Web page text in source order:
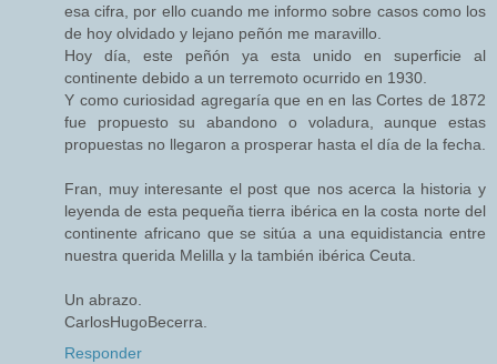
esa cifra, por ello cuando me informo sobre casos como los
de hoy olvidado y lejano peñón me maravillo.
Hoy día, este peñón ya esta unido en superficie al
continente debido a un terremoto ocurrido en 1930.
Y como curiosidad agregaría que en en las Cortes de 1872
fue propuesto su abandono o voladura, aunque estas
propuestas no llegaron a prosperar hasta el día de la fecha.
Fran, muy interesante el post que nos acerca la historia y
leyenda de esta pequeña tierra ibérica en la costa norte del
continente africano que se sitúa a una equidistancia entre
nuestra querida Melilla y la también ibérica Ceuta.
Un abrazo.
CarlosHugoBecerra.
Responder